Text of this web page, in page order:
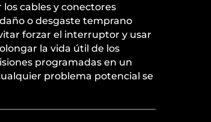
cables y conectores
o desgaste temprano
forzar el interruptor y usar
la vida útil de los
programadas en un
problema potencial se